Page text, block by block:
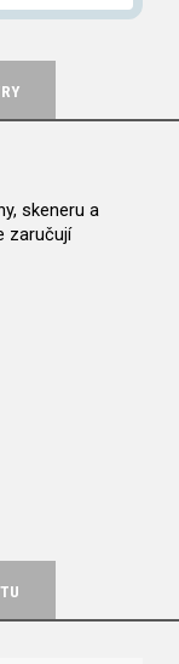
skeneru a
zaručují